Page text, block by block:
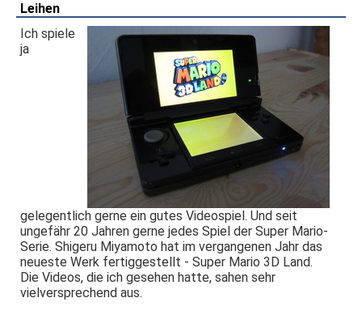
Leihen
Ich spiele
ja
gelegentlich gerne ein gutes Videospiel. Und seit
ungefähr 20 Jahren gerne jedes Spiel der Super Mario-
Serie. Shigeru Miyamoto hat im vergangenen Jahr das
neueste Werk fertiggestellt - Super Mario 3D Land.
Die Videos, die ich gesehen hatte, sahen sehr
vielversprechend aus.